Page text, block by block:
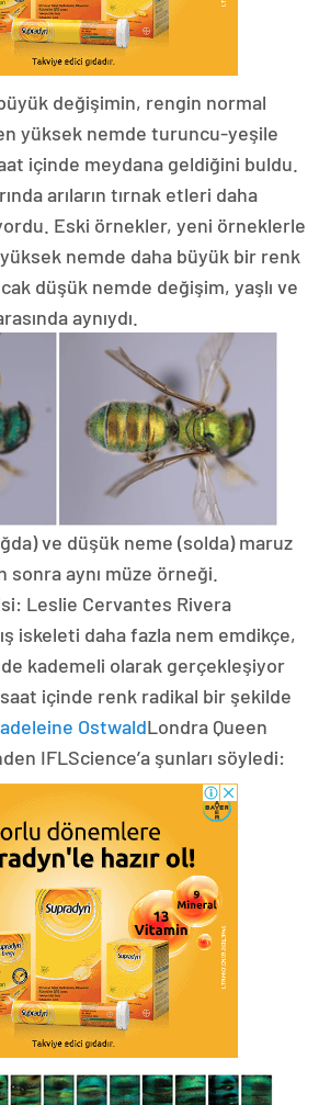
değişimin, rengin normal
yüksek nemde turuncu-yeşile
içinde meydana geldiğini buldu.
arıların tırnak etleri daha
Eski örnekler, yeni örneklerle
yüksek nemde daha büyük bir renk
düşük nemde değişim, yaşlı ve
aynıydı.
ve düşük neme (solda) maruz
sonra aynı müze örneği.
Leslie Cervantes Rivera
iskeleti daha fazla nem emdikçe,
kademeli olarak gerçekleşiyor
içinde renk radikal bir şekilde
OstwaldLondra Queen
IFLScience’a şunları söyledi: